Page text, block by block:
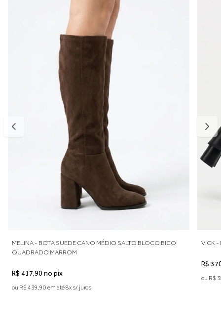
34 — aproximadamente 30,92 cm
35 — aproximadamente 31,65 cm
36 — aproximadamente 32,45 cm
37 — aproximadamente 33,22 cm
38 — aproximadamente 33,98 cm
39 — aproximadamente 34,75 cm
Medidas da palmilha:
34 — aproximadamente 25,38 cm
35 — aproximadamente 25,54 cm
36 — aproximadamente 26,20 cm
37 — aproximadamente 26,86 cm
38 — aproximadamente 27,52 cm
39 — aproximadamente 28,18 cm
Para escolher o tamanho ideal, meça seu pé do dedão até o
calcanhar e adicione cerca de 0,5 cm de folga para garantir conforto
no uso. Se estiver entre dois tamanhos, opte pelo maior para um
encaixe mais confortável. E, se precisar ajustar, a primeira troca é
BICO VICK - BOTA CANO MÉDIO SALTO BLOCO PRETA
ou R$ 389,90 em até 7x s/ juros